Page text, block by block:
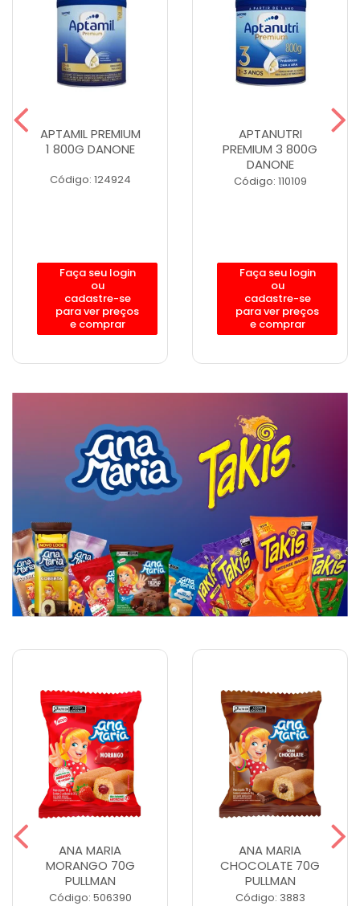
APTAMIL PREMIUM
1 800G DANONE
Código: 124924
Faça seu login
ou
cadastre-se
para ver preços
e comprar
APTANUTRI
PREMIUM 3 800G
DANONE
Código: 110109
Faça seu login
ou
cadastre-se
para ver preços
e comprar
ANA MARIA
MORANGO 70G
PULLMAN
Código: 506390
ANA MARIA
CHOCOLATE 70G
PULLMAN
Código: 3883